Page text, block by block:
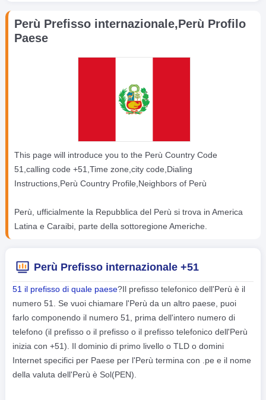
Perù Prefisso internazionale,Perù Profilo
Paese
This page will introduce you to the Perù Country Code
51,calling code +51,Time zone,city code,Dialing
Instructions,Perù Country Profile,Neighbors of Perù
Perù, ufficialmente la Repubblica del Perù si trova in America
Latina e Caraibi, parte della sottoregione Americhe.
Perù Prefisso internazionale +51
51 il prefisso di quale paese?Il prefisso telefonico dell'Perù è il
numero 51. Se vuoi chiamare l'Perù da un altro paese, puoi
farlo componendo il numero 51, prima dell'intero numero di
telefono (il prefisso o il prefisso o il prefisso telefonico dell'Perù
inizia con +51). Il dominio di primo livello o TLD o domini
Internet specifici per Paese per l'Perù termina con .pe e il nome
della valuta dell'Perù è Sol(PEN).